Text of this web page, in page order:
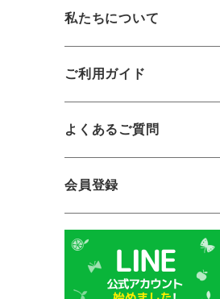
私たちについて
ご利用ガイド
よくあるご質問
会員登録